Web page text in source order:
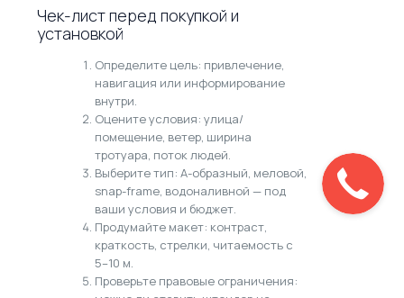
Чек-лист перед покупкой и
установкой
Определите цель: привлечение,
навигация или информирование
внутри.
Оцените условия: улица/
помещение, ветер, ширина
тротуара, поток людей.
Выберите тип: А-образный, меловой,
snap-frame, водоналивной — под
ваши условия и бюджет.
Продумайте макет: контраст,
краткость, стрелки, читаемость с
5–10 м.
Проверьте правовые ограничения: